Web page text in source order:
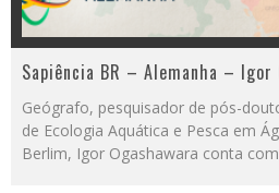
Sapiência BR – Alemanha – Igor
Geógrafo, pesquisador de pós-
de Ecologia Aquática e Pesca em
Berlim, Igor Ogashawara conta com